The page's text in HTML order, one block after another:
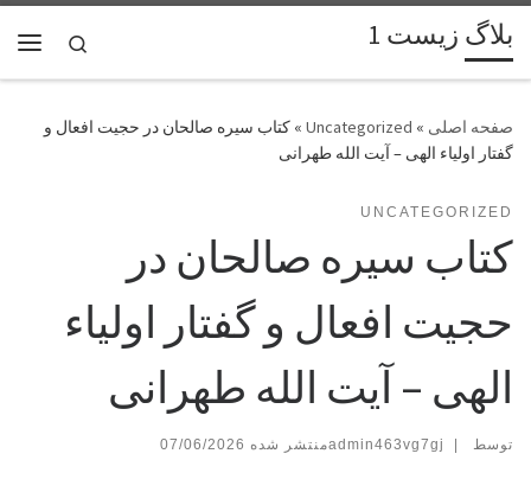
پرش به محتوا بلاگ زیست 1
Search
»
Uncategorized
» کتاب سیره صالحان در حجیت افعال و
گفتار اولیاء الهی – آیت الله طهرانی
UNCATEGORIZED
کتاب سیره صالحان در
حجیت افعال و گفتار اولیاء
الهی – آیت الله طهرانی
توسط admin463vg7gj |
07/06/2026